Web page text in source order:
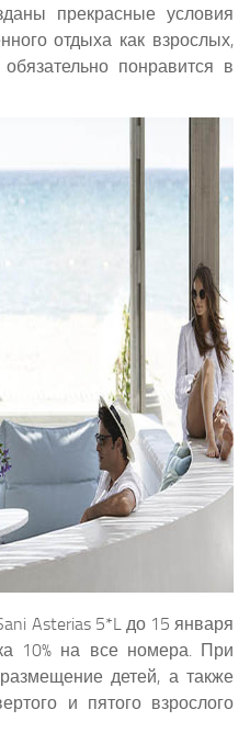
прекрасные условия
отдыха как взрослых,
понравится в
Asterias 5*L до 15 января
10% на все номера. При
детей, а также
и пятого взрослого